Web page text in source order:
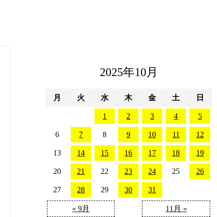
2025年10月
月 火 水 木 金 土 日
« 9月 11月 »
1 2 3 4 5
6 7 8 9 10 11 12
13 14 15 16 17 18 19
20 21 22 23 24 25 26
27 28 29 30 31